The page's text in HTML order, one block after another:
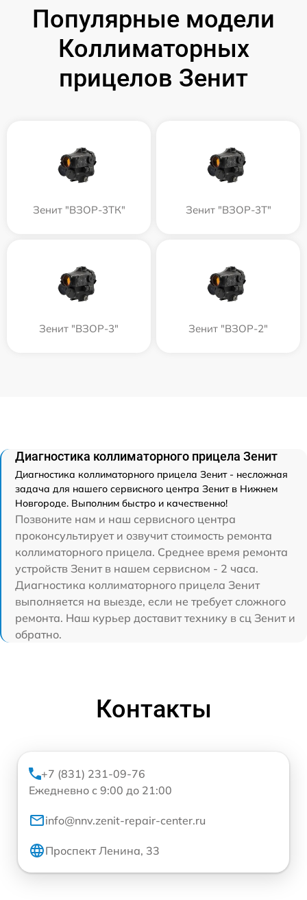
Популярные модели
Коллиматорных
прицелов Зенит
Зенит "ВЗОР-3ТК" Зенит "ВЗОР-3Т"
Зенит "ВЗОР-3" Зенит "ВЗОР-2"
Диагностика коллиматорного прицела Зенит
Диагностика коллиматорного прицела Зенит - несложная
задача для нашего сервисного центра Зенит в Нижнем
Новгороде. Выполним быстро и качественно!
Позвоните нам и наш сервисного центра
проконсультирует и озвучит стоимость ремонта
коллиматорного прицела. Среднее время ремонта
устройств Зенит в нашем сервисном - 2 часа.
Диагностика коллиматорного прицела Зенит
выполняется на выезде, если не требует сложного
ремонта. Наш курьер доставит технику в сц Зенит и
обратно.
Контакты
+7 (831) 231-09-76
Ежедневно с 9:00 до 21:00
info@nnv.zenit-repair-center.ru
Проспект Ленина, 33